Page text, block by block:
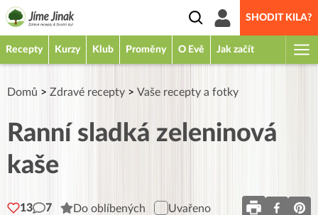
SHODIT KILA?
Recepty Kurzy Klub Proměny O Evě Jak začít
Domů > Zdravé recepty > Vaše recepty a fotky
Ranní sladká zeleninová
kaše
13 7 Do oblíbených Uvařeno